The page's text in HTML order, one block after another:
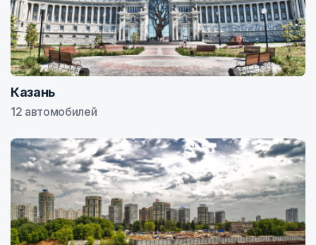
Казань
12 автомобилей